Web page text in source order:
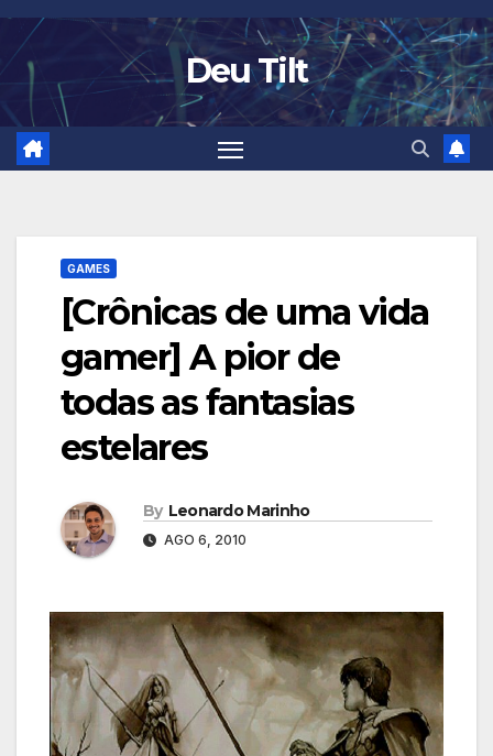
Skip
to
content
Deu Tilt
GAMES
[Crônicas de uma vida
gamer] A pior de
todas as fantasias
estelares
By Leonardo Marinho
AGO 6, 2010